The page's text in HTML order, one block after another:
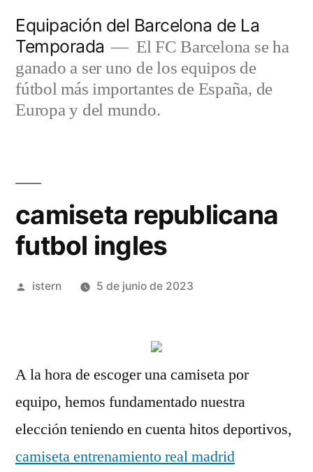
contenido
Equipación del Barcelona de La
Temporada
El FC Barcelona se ha
ganado a ser uno de los equipos de
fútbol más importantes de España, de
Europa y del mundo.
camiseta republicana
futbol ingles
Publicado
istern 5 de junio de 2023
A la hora de escoger una camiseta por
equipo, hemos fundamentado nuestra
elección teniendo en cuenta hitos deportivos,
camiseta entrenamiento real madrid